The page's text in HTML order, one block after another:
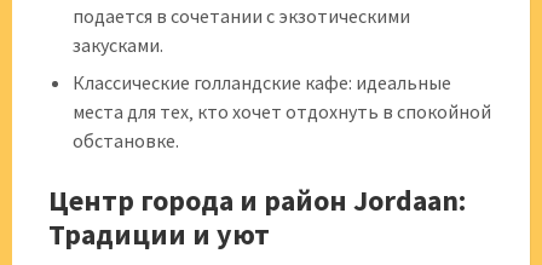
подается в сочетании с экзотическими
закусками.
Классические голландские кафе: идеальные
места для тех‚ кто хочет отдохнуть в спокойной
обстановке.
Центр города и район Jordaan:
Традиции и уют